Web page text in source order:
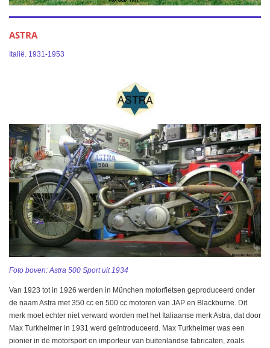
ASTRA
Italië. 1931-1953
Foto boven: Astra 500 Sport uit 1934
Van 1923 tot in 1926 werden in München motorfietsen geproduceerd onder
de naam Astra met 350 cc en 500 cc motoren van JAP en Blackburne. Dit
merk moet echter niet verward worden met het Italiaanse merk Astra, dat door
Max Turkheimer in 1931 werd geïntroduceerd. Max Turkheimer was een
pionier in de motorsport en importeur van buitenlandse fabricaten, zoals